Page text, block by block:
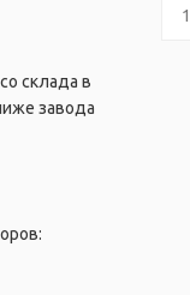
склада в
завода